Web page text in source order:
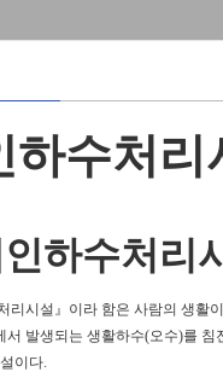
하수처리
하수처리
리시설』이라 함은 사람의 생활
서 발생되는 생활하수(오수)를 침
이다.